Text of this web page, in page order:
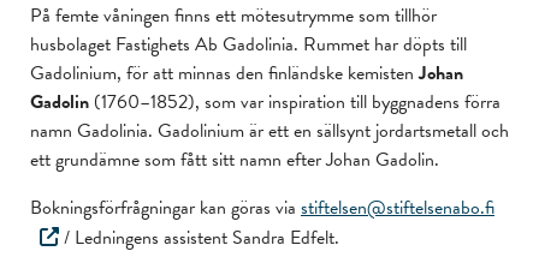
På femte våningen finns ett mötesutrymme som tillhör
husbolaget Fastighets Ab Gadolinia. Rummet har döpts till
Gadolinium, för att minnas den finländske kemistenJohan
Gadolin (1760–1852), som var inspiration till byggnadens förra
namn Gadolinia. Gadolinium är ett en sällsynt jordartsmetall och
ett grundämne som fått sitt namn efter Johan Gadolin.
Bokningsförfrågningar kan göras via stiftelsen@stiftelsenabo.fi
/ Ledningens assistent Sandra Edfelt.